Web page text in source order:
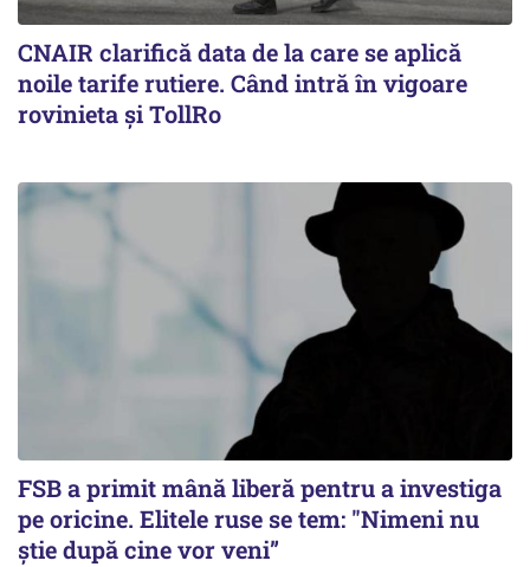
CNAIR clarifică data de la care se aplică
noile tarife rutiere. Când intră în vigoare
rovinieta și TollRo
FSB a primit mână liberă pentru a investiga
pe oricine. Elitele ruse se tem: "Nimeni nu
știe după cine vor veni”